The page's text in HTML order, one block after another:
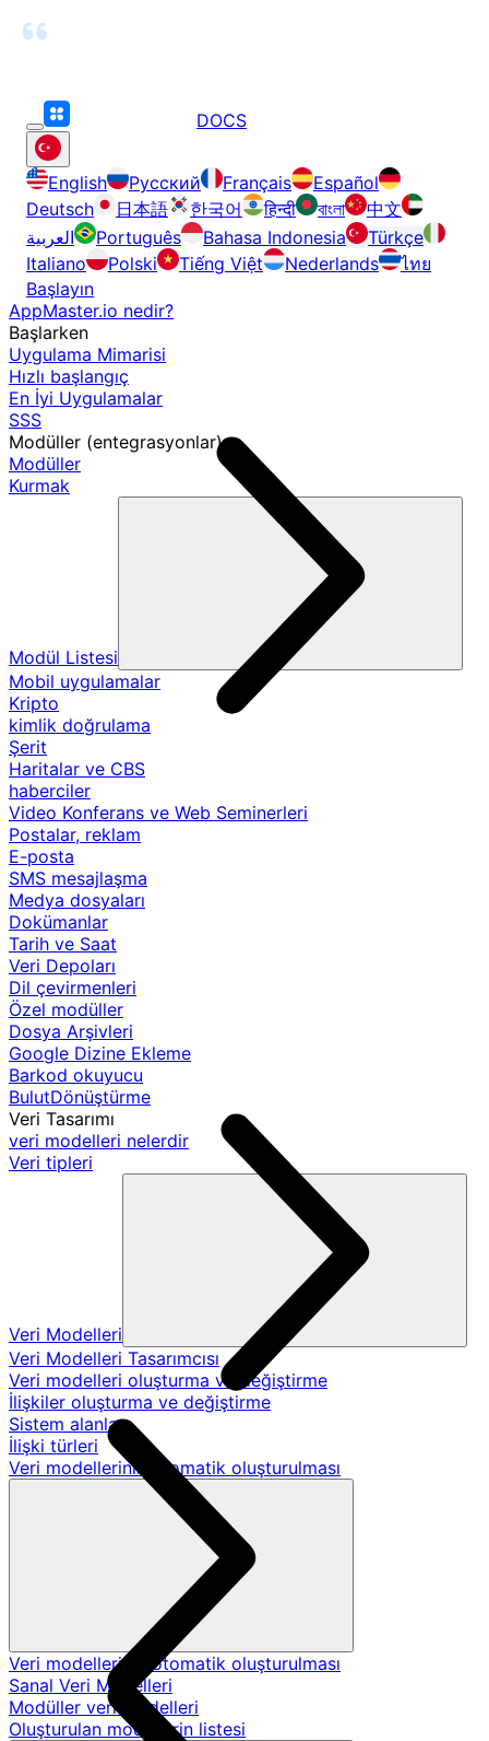
DOCS
English Русский Français
Español
Deutsch
日本語 한국어 हिन्दी বাংলা
中文
العربية
Português Bahasa Indonesia
Türkçe
Italiano
Polski Tiếng Việt Nederlands
ไทย
Başlayın
AppMaster.io nedir?
Başlarken
Uygulama Mimarisi
Hızlı başlangıç
En İyi Uygulamalar
SSS
Modüller (entegrasyonlar)
Modüller
Kurmak
Modül Listesi
Mobil uygulamalar
Kripto
kimlik doğrulama
Şerit
Haritalar ve CBS
haberciler
Video Konferans ve Web Seminerleri
Postalar, reklam
E-posta
SMS mesajlaşma
Medya dosyaları
Dokümanlar
Tarih ve Saat
Veri Depoları
Dil çevirmenleri
Özel modüller
Dosya Arşivleri
Google Dizine Ekleme
Barkod okuyucu
BulutDönüştürme
Veri Tasarımı
veri modelleri nelerdir
Veri tipleri
Veri Modelleri
Veri Modelleri Tasarımcısı
Veri modelleri oluşturma ve değiştirme
İlişkiler oluşturma ve değiştirme
Sistem alanları
İlişki türleri
Veri modellerinin otomatik oluşturulması
Veri modellerinin otomatik oluşturulması
Sanal Veri Modelleri
Modüller veri modelleri
Oluşturulan modellerin listesi